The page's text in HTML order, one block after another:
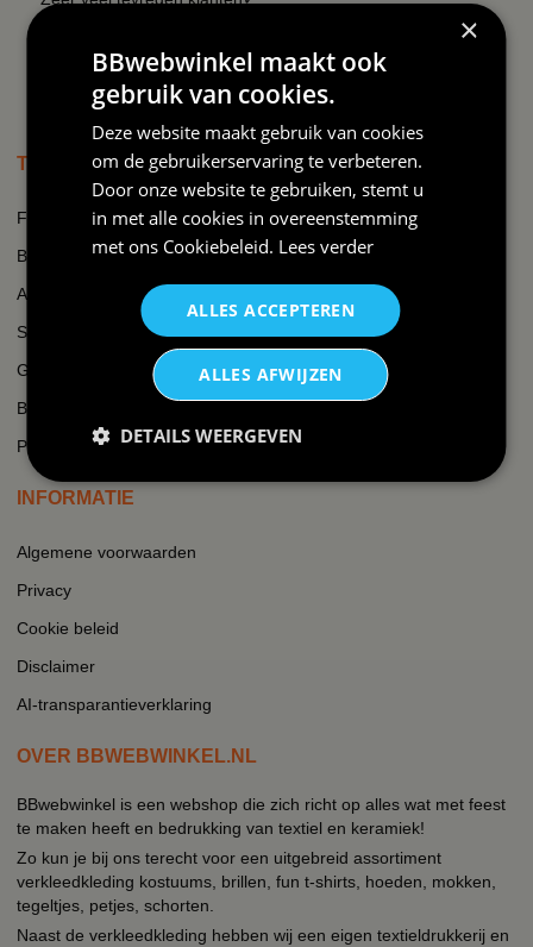
adres✓
TOP THEMA'S
Frikandel
Brabant
Après-ski
Swat
Gezinsuitbreiding
Boer
Padel
INFORMATIE
Algemene voorwaarden
Privacy
Cookie beleid
Disclaimer
AI-transparantieverklaring
OVER BBWEBWINKEL.NL
BBwebwinkel is een webshop die zich richt op alles wat met feest
te maken heeft en bedrukking van textiel en keramiek!
Zo kun je bij ons terecht voor een uitgebreid assortiment
verkleedkleding kostuums, brillen, fun t-shirts, hoeden, mokken,
tegeltjes, petjes, schorten.
Naast de verkleedkleding hebben wij een eigen textieldrukkerij en
×
BBwebwinkel maakt ook
gebruik van cookies.
Deze website maakt gebruik van cookies
om de gebruikerservaring te verbeteren.
Door onze website te gebruiken, stemt u
in met alle cookies in overeenstemming
met ons Cookiebeleid. Lees verder
ALLES ACCEPTEREN
ALLES AFWIJZEN
DETAILS WEERGEVEN